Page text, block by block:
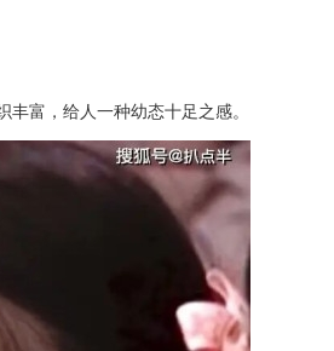
富，给人一种幼态十足之感。